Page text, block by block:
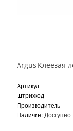
Артикул
Штрихкод
Производитель
Наличие: Доступно